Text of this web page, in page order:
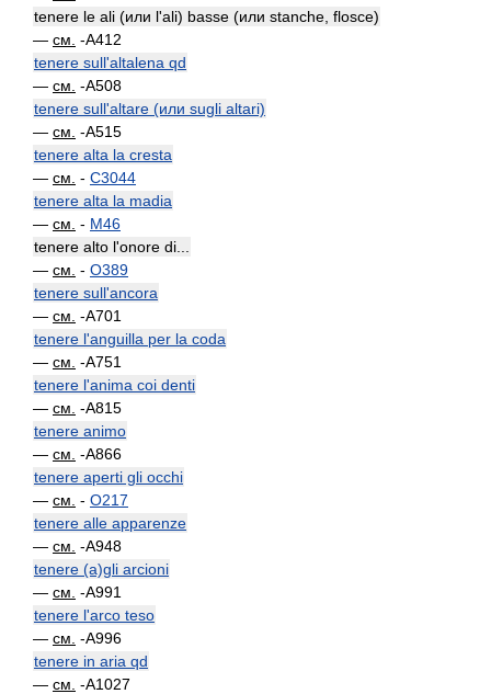
tenere le ali (или l'ali) basse (или stanche, flosce)
— см. -A412
tenere sull'altalena qd
— см. -A508
tenere sull'altare (или sugli altari)
— см. -A515
tenere alta la cresta
— см. - C3044
tenere alta la madia
— см. - M46
tenere alto l'onore di...
— см. - O389
tenere sull'ancora
— см. -A701
tenere l'anguilla per la coda
— см. -A751
tenere l'anima coi denti
— см. -A815
tenere animo
— см. -A866
tenere aperti gli occhi
— см. - O217
tenere alle apparenze
— см. -A948
tenere (a)gli arcioni
— см. -A991
tenere l'arco teso
— см. -A996
tenere in aria qd
— см. -A1027